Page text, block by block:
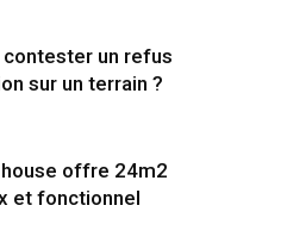
un refus
sur un terrain ?
offre 24m2
et fonctionnel